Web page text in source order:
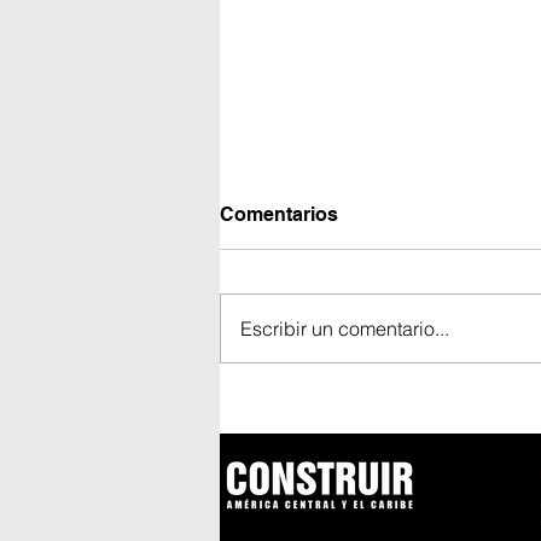
millones consolida a
inversión energética
Comentarios
Escribir un comentario...